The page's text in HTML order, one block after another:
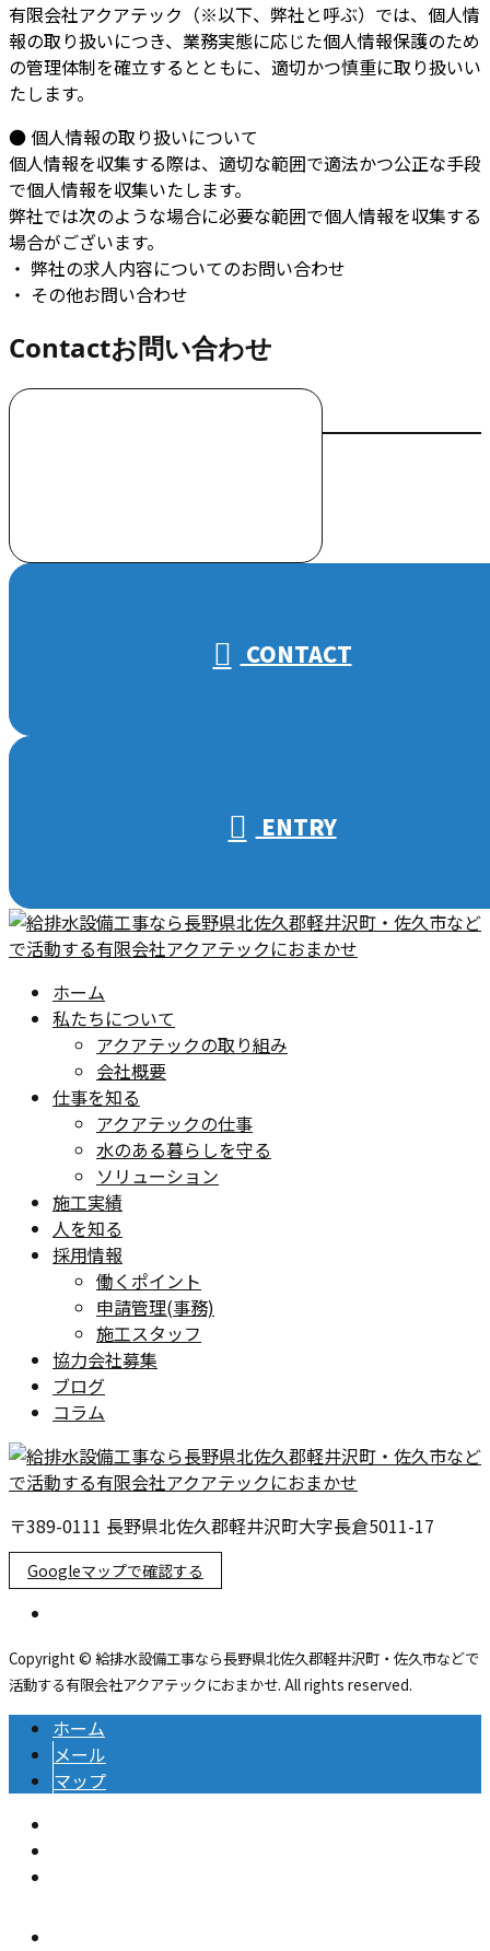
有限会社アクアテック（※以下、弊社と呼ぶ）では、個人情
報の取り扱いにつき、業務実態に応じた個人情報保護のため
の管理体制を確立するとともに、適切かつ慎重に取り扱いい
たします。
● 個人情報の取り扱いについて
個人情報を収集する際は、適切な範囲で適法かつ公正な手段
で個人情報を収集いたします。
弊社では次のような場合に必要な範囲で個人情報を収集する
場合がございます。
・ 弊社の求人内容についてのお問い合わせ
・ その他お問い合わせ
Contactお問い合わせ
CONTACT
ENTRY
ホーム
私たちについて
アクアテックの取り組み
会社概要
仕事を知る
アクアテックの仕事
水のある暮らしを守る
ソリューション
施工実績
人を知る
採用情報
働くポイント
申請管理(事務)
施工スタッフ
協力会社募集
ブログ
コラム
〒389-0111 長野県北佐久郡軽井沢町大字長倉5011-17
Googleマップで確認する
Copyright © 給排水設備工事なら長野県北佐久郡軽井沢町・佐久市などで
活動する有限会社アクアテックにおまかせ. All rights reserved.
ホーム
メール
マップ